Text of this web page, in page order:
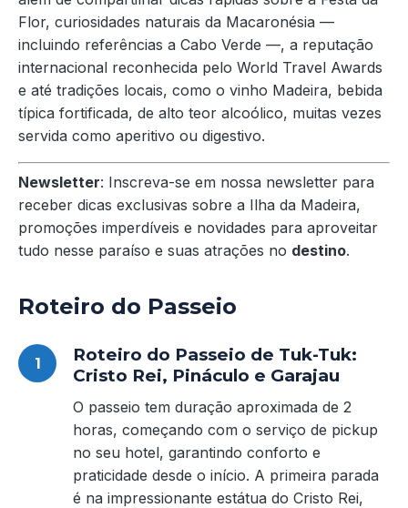
Flor, curiosidades naturais da Macaronésia —
incluindo referências a Cabo Verde —, a reputação
internacional reconhecida pelo World Travel Awards
e até tradições locais, como o vinho Madeira, bebida
típica fortificada, de alto teor alcoólico, muitas vezes
servida como aperitivo ou digestivo.
Newsletter: Inscreva-se em nossa newsletter para
receber dicas exclusivas sobre a Ilha da Madeira,
promoções imperdíveis e novidades para aproveitar
tudo nesse paraíso e suas atrações no destino.
Roteiro do Passeio
Roteiro do Passeio de Tuk-Tuk:
Cristo Rei, Pináculo e Garajau
O passeio tem duração aproximada de 2
horas, começando com o serviço de pickup
no seu hotel, garantindo conforto e
praticidade desde o início. A primeira parada
é na impressionante estátua do Cristo Rei,